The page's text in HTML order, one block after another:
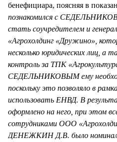
бенефициара, поясняя в
познакомился с
стать соучредителем и
«Агрохолдинг «Дружино»,
несколько юридических лиц, а
контроль за ТПК
СЕДЕЛЬНИКОВЫМ ему
поскольку это позволяло в
использовать ЕНВД. В
оформлено на него, при этом
сотрудниками ООО
ДЕНЕЖКИН Д.В. было